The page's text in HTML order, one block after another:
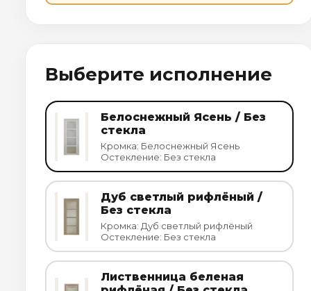
Выберите исполнение
Белоснежный Ясень / Без
стекла
Кромка: Белоснежный Ясень
Остекление: Без стекла
Дуб светлый рифлёный /
Без стекла
Кромка: Дуб светлый рифлёный
Остекление: Без стекла
Лиственница беленая